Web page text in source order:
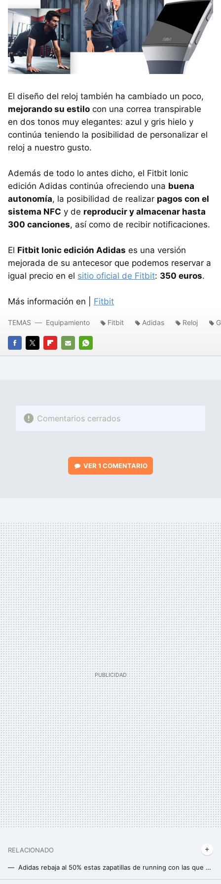
El diseño del reloj también ha cambiado un poco,
mejorando su estilo con una correa transpirable
en dos tonos muy elegantes: azul y gris hielo y
continúa teniendo la posibilidad de personalizar el
reloj a nuestro gusto.
Además de todo lo antes dicho, el Fitbit Ionic
edición Adidas continúa ofreciendo una buena
autonomía, la posibilidad de realizar pagos con el
sistema NFC y de reproducir y almacenar hasta
300 canciones, así como de recibir notificaciones.
El Fitbit Ionic edición Adidas es una versión
mejorada de su antecesor que podemos reservar a
igual precio en el sitio oficial de Fitbit: 350 euros.
Más información en | Fitbit
FACEBOOK
TWITTERFLIPBOARD
E-
WHATSAPP
TEMAS Equipamiento Fitbit Adidas Reloj
Comentarios cerrados
VER 1 COMENTARIO
RELACIONADO
Adidas rebaja al 50% estas zapatillas de running con las que mejorar tus marcas de carrera